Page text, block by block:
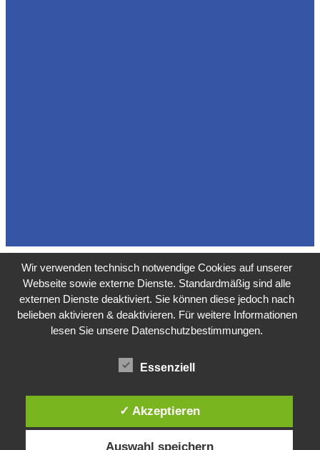
Wir verwenden technisch notwendige Cookies auf unserer
Webseite sowie externe Dienste. Standardmäßig sind alle
externen Dienste deaktiviert. Sie können diese jedoch nach
belieben aktivieren & deaktivieren. Für weitere Informationen
lesen Sie unsere Datenschutzbestimmungen.
Essenziell
✓ Akzeptieren
Auswahl speichern